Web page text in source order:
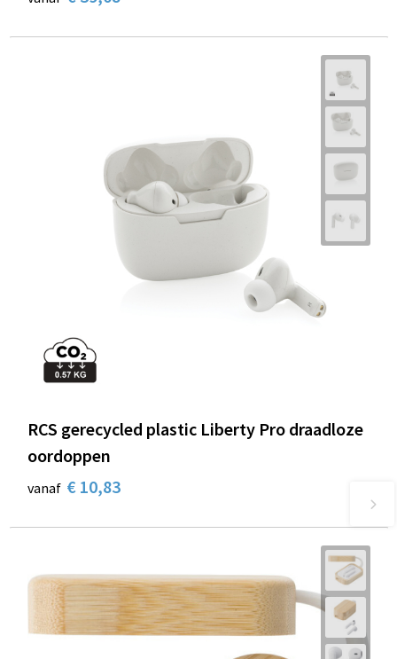
RCS gerecycled plastic Liberty Pro draadloze
oordoppen
vanaf € 10,83